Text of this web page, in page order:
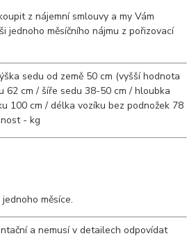
z nájemní smlouvy a my Vám
jednoho měsíčního nájmu z pořizovací
sedu od země 50 cm (vyšší hodnota
62 cm / šíře sedu 38-50 cm / hloubka
100 cm / délka vozíku bez podnožek 78
- kg
měsíce.
a nemusí v detailech odpovídat